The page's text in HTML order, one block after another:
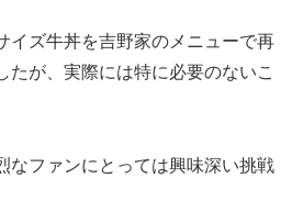
イズ牛丼を吉野家のメニューで再
たが、実際には特に必要のないこ
なファンにとっては興味深い挑戦